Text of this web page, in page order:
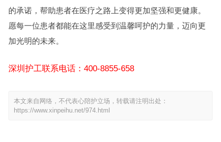
的承诺，帮助患者在医疗之路上变得更加坚强和更健康。
愿每一位患者都能在这里感受到温馨呵护的力量，迈向更
加光明的未来。
深圳护工联系电话：400-8855-658
本文来自网络，不代表心陪护立场，转载请注明出处：
https://www.xinpeihu.net/974.html